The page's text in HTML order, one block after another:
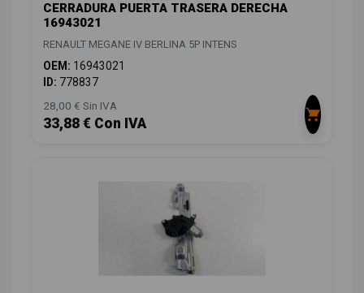
CERRADURA PUERTA TRASERA DERECHA
16943021
RENAULT MEGANE IV BERLINA 5P INTENS
OEM: 16943021
ID: 778837
28,00 € Sin IVA
33,88 € Con IVA